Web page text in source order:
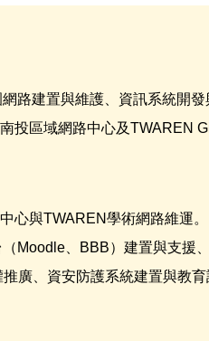
路建置與維護、資訊系統開
區域網路中心及TWAREN
心與TWAREN學術網路維運。
Moodle、BBB）建置與支援
廣、資安防護系統建置與教育